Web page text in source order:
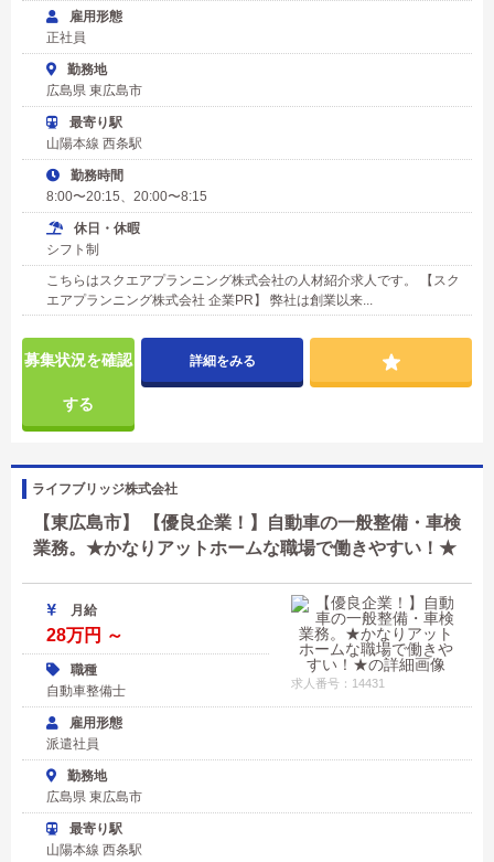
雇用形態
正社員
勤務地
広島県 東広島市
最寄り駅
山陽本線 西条駅
勤務時間
8:00〜20:15、20:00〜8:15
休日・休暇
シフト制
こちらはスクエアプランニング株式会社の人材紹介求人です。 【スク
エアプランニング株式会社 企業PR】 弊社は創業以来...
募集状況を確認
する
詳細をみる
ライフブリッジ株式会社
【東広島市】 【優良企業！】自動車の一般整備・車検
業務。★かなりアットホームな職場で働きやすい！★
求人番号：14431
月給
28万円 ～
職種
自動車整備士
雇用形態
派遣社員
勤務地
広島県 東広島市
最寄り駅
山陽本線 西条駅